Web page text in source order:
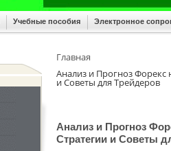
Учебные пособия Электронное
Главная
Анализ и Прогноз Форекс
и Советы для Трейдеров
Анализ и Прогноз
Стратегии и Советы